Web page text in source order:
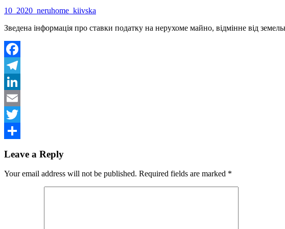
10_2020_neruhome_kiivska
Зведена інформація про ставки податку на нерухоме майно, відмінне від
Facebook
Telegram
LinkedIn
Email
Twitter
Leave a Reply
Your email address will not be published. Required fields are marked *